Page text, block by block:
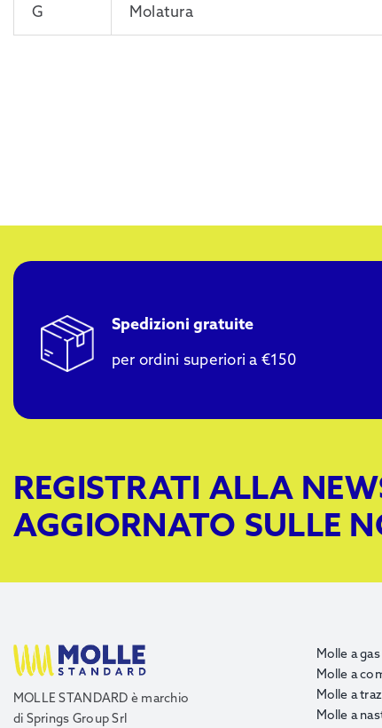
G Molatura
Spedizioni gratuite
per ordini superiori a €150
REGISTRATI ALLA
AGGIORNATO SULLE
MOLLE STANDARD è marchio
di Springs Group Srl
Molle a gas
Molle a
Molle a
Molle a